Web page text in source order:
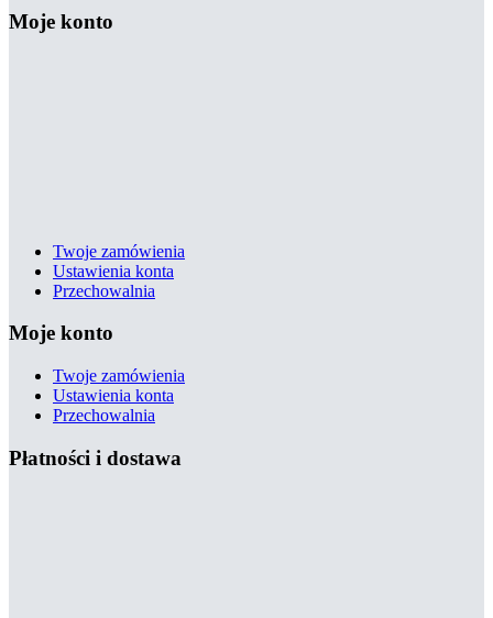
Moje konto
Twoje zamówienia
Ustawienia konta
Przechowalnia
Moje konto
Twoje zamówienia
Ustawienia konta
Przechowalnia
Płatności i dostawa